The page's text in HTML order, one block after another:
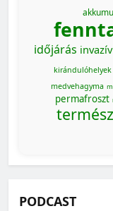
időjárás
kirándulóhelyek
medvehagyma
permafroszt
PODCAST
MAGYARORSZÁG